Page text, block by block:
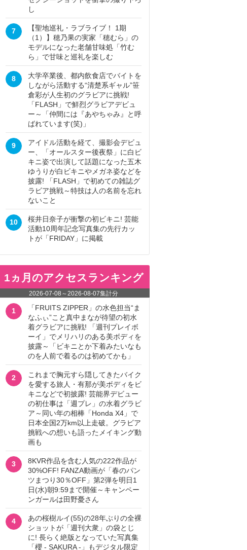
し
7
【聖地巡礼・ラブライブ！ 1期
（1）】穂乃果の実家「穂むら」の
モデルになった老舗甘味処「竹む
ら」で甘味と巡礼を楽しむ
8
大学卒業後、都内飲食店でバイトを
しながら活動する“清楚系ギャル”笹
倉彩が人生初のグラビアに挑戦!
「FLASH」で鮮烈グラビアデビュ
ー～「仲間には『あやちゃみ』と呼
ばれています(笑)」
9
アイドル活動を経て、撮影会デビュ
ー、「オールスター後夜祭」に白ビ
キニ姿で出演して話題になった五木
ゆうりが白ビキニやメガネ姿などを
披露! 「FLASH」で初めての雑誌グ
ラビア挑戦～特技は人の名前を忘れ
ないこと
10
桜井日奈子が衝撃の初ビキニ! 芸能
活動10周年記念写真集の先行カッ
トが「FRIDAY」に掲載
1ヵ月のアクセスランキング
2026-07-08 ～2026-08-07集計分
1
「FRUITS ZIPPER」の水色担当“ま
なふぃ”こと真中まなが待望の初水
着グラビアに挑戦! 「週刊プレイボ
ーイ」でメリハリのある美ボディを
披露～「ビキニとか下着みたいなも
のを人前で着るのは初めてかも」
2
これまで胸元すら隠してきたバイク
を愛する旅人・有那が美ボディをビ
キニなどで初披露! 芸能界デビュー
の初仕事は「週プレ」の水着グラビ
ア～同い年の相棒「Honda X4」で
日本全国2万km以上走破。グラビア
挑戦への想いも語ったメイキング動
画も
3
8KVR作品を含む人気の222作品が
30%OFF! FANZA動画が「春のパン
ツまつり30％OFF」第2弾を明日1
日(水)朝9:59まで開催～キャンペー
ンガールは田野憂さん
4
あの桜樹ルイ(55)の28年ぶりの全裸
ショットが「週刊大衆」の袋とじ
に! 長らく絶版となっていた写真集
「櫻 - SAKURA -」もデジタル限定